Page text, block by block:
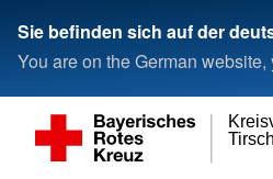
Sie befinden sich auf der
You are on the German